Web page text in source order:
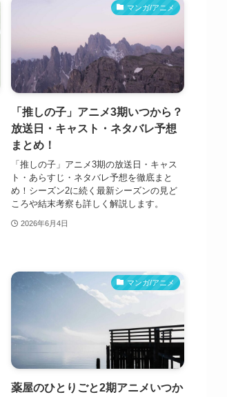
マンガ/アニメ
「推しの子」アニメ3期いつから？
放送日・キャスト・ネタバレ予想
まとめ！
「推しの子」アニメ3期の放送日・キャス
ト・あらすじ・ネタバレ予想を徹底まと
め！シーズン2に続く最新シーズンの見ど
ころや結末考察も詳しく解説します。
2026年6月4日
マンガ/アニメ
薬屋のひとりごと2期アニメいつか